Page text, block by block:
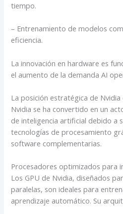
tiempo.
– Entrenamiento de modelos
eficiencia.
La innovación en hardware es
el aumento de la demanda AI
La posición estratégica de Nvidia
Nvidia se ha convertido en un
de inteligencia artificial debido a
tecnologías de procesamiento
software complementarias.
Procesadores optimizados para
Los GPU de Nvidia, diseñados
paralelas, son ideales para
aprendizaje automático. Su